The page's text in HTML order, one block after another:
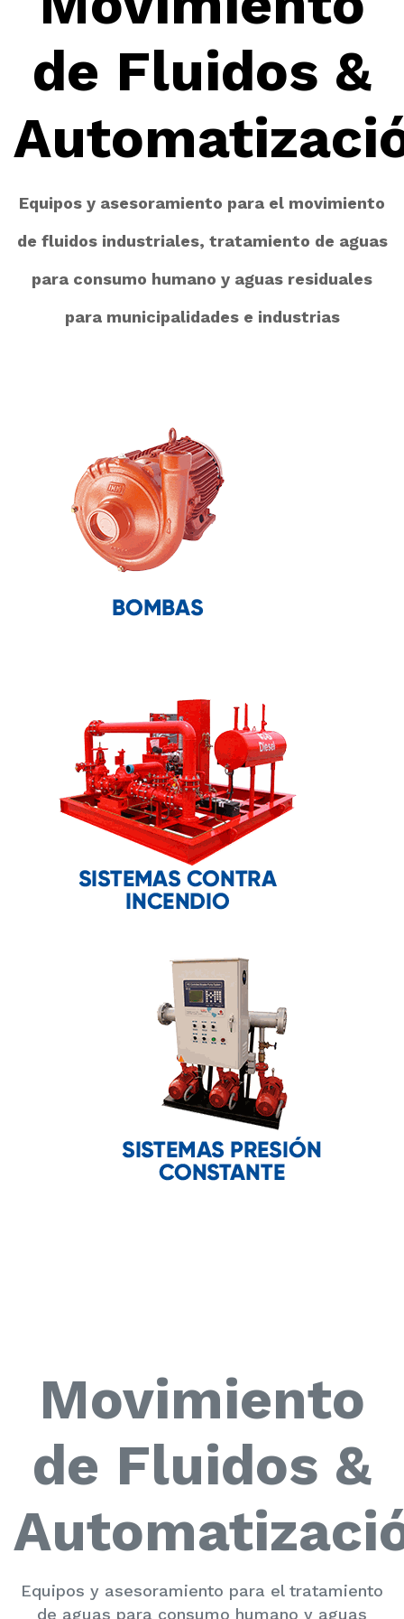
de Fluidos &
Equipos y asesoramiento para el movimiento
de fluidos industriales, tratamiento de aguas
para consumo humano y aguas residuales
para municipalidades e industrias
Movimiento
de Fluidos &
Equipos y asesoramiento para el tratamiento
de aguas para consumo humano y aguas